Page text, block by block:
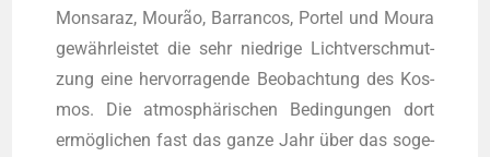
Mon­s­a­raz, Mourão, Bar­ran­cos, Por­tel und Mou­ra
gewähr­leis­tet die sehr nied­ri­ge Licht­ver­schmut­
zung eine her­vor­ra­gen­de Beob­ach­tung des Kos­
mos. Die atmo­sphä­ri­schen Bedin­gun­gen dort
ermög­li­chen fast das gan­ze Jahr über das soge­